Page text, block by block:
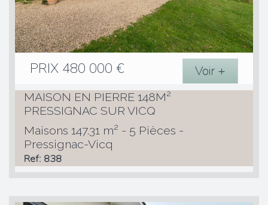
PRIX 480 000 € Voir +
MAISON EN PIERRE 148M²
PRESSIGNAC SUR VICQ
Maisons 147.31 m² - 5 Pièces -
Pressignac-Vicq
Ref: 838